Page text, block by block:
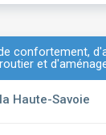
confortement,
et
Haute-Savoie